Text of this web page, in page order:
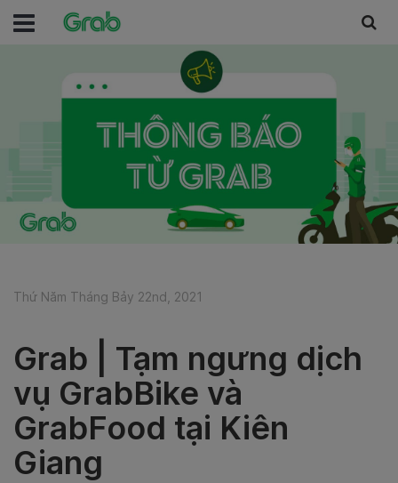
Thứ Năm Tháng Bảy 22nd, 2021
Grab | Tạm ngưng dịch
vụ GrabBike và
GrabFood tại Kiên
Giang